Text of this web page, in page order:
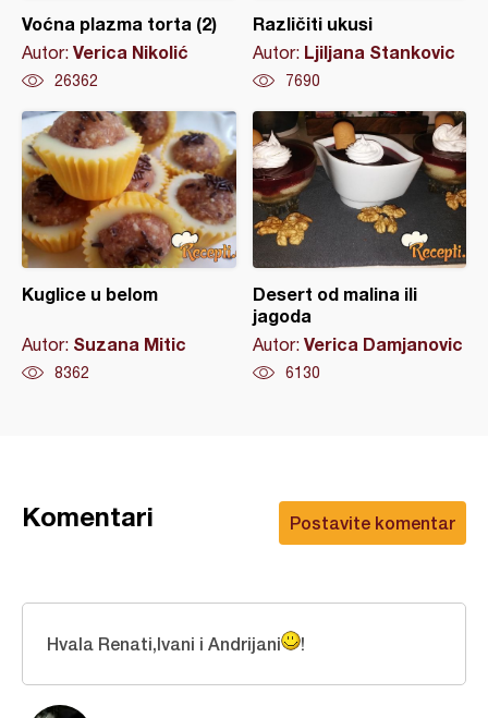
Voćna plazma torta (2)
Autor: Verica Nikolić
26362
Različiti ukusi
Autor: Ljiljana Stankovic
7690
Kuglice u belom
Autor: Suzana Mitic
8362
Desert od malina ili
jagoda
Autor: Verica Damjanovic
6130
Postavite komentar
Komentari
Hvala Renati,Ivani i Andrijani !